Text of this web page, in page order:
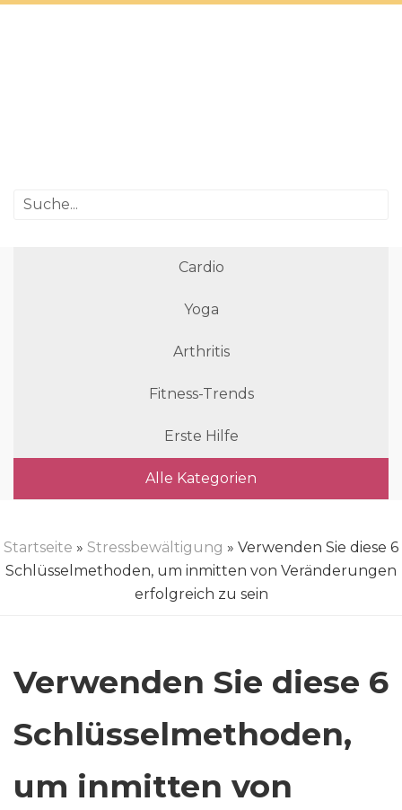
Cardio
Yoga
Arthritis
Fitness-Trends
Erste Hilfe
Alle Kategorien
Startseite » Stressbewältigung » Verwenden Sie diese 6
Schlüsselmethoden, um inmitten von Veränderungen
erfolgreich zu sein
Verwenden Sie diese 6
Schlüsselmethoden,
um inmitten von